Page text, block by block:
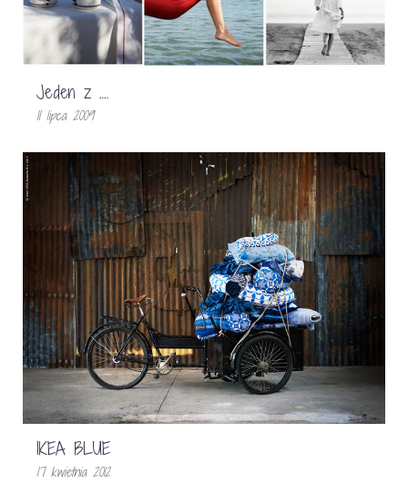
Jeden z ….
11 lipca 2009
IKEA BLUE
17 kwietnia 2012